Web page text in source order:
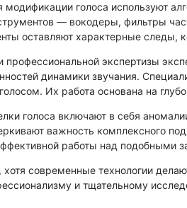
голоса используют
— вокодеры, фильтры
оставляют характерные следы,
профессиональной экспертизы
динамики звучания.
Их работа основана на
голоса включают в себя
важность комплексного
работы над подобными
современные технологии
и тщательному